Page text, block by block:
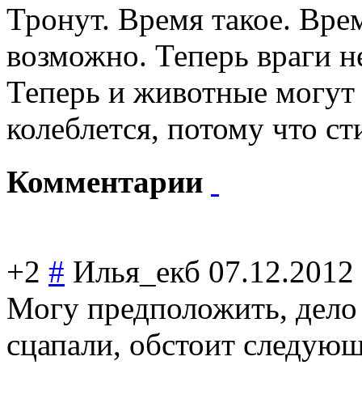
Тронут. Время такое.
возможно. Теперь враги
Теперь и животные
колеблется, потому что
Комментарии
+2 # Илья_екб 07.12.2012
Могу предположить, дело
сцапали, обстоит